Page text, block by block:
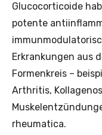
Glucocorticoide
potente
Erkrankungen aus
Formenkreis –
Arthritis,
rheumatica.